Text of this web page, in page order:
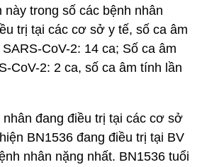
trong số các bệnh nhân
trị tại các cơ sở y tế, số ca âm
CoV-2: 14 ca; Số ca âm
CoV-2: 2 ca, số ca âm tính lần
nhân đang điều trị tại các cơ sở
BN1536 đang điều trị tại BV
nhân nặng nhất. BN1536 tuổi